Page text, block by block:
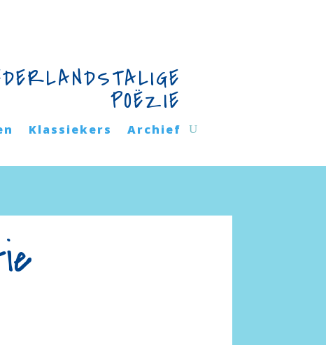
POËZIE
Klassiekers Archief